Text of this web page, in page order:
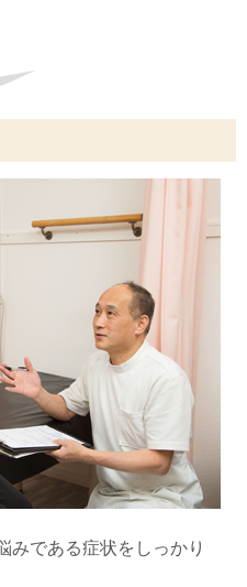
みである症状をしっかり